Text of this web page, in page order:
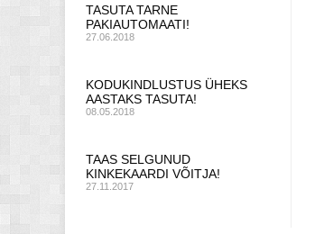
TASUTA TARNE
PAKIAUTOMAATI!
27.06.2018
KODUKINDLUSTUS ÜHEKS
AASTAKS TASUTA!
08.05.2018
TAAS SELGUNUD
KINKEKAARDI VÕITJA!
27.11.2017